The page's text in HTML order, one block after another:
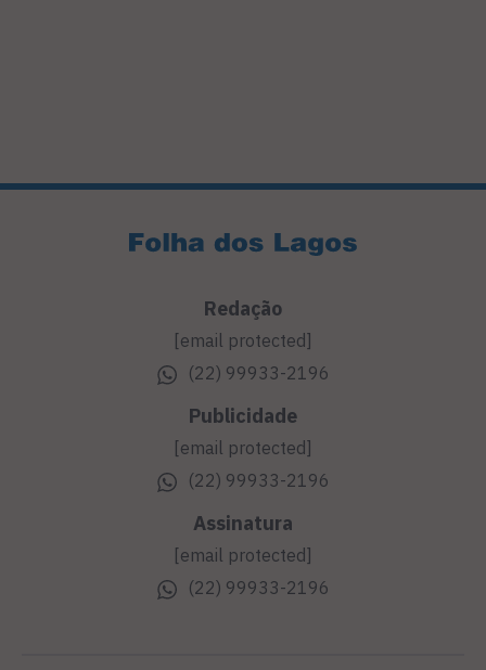
Redação
[email protected]
(22) 99933-2196
Publicidade
[email protected]
(22) 99933-2196
Assinatura
[email protected]
(22) 99933-2196